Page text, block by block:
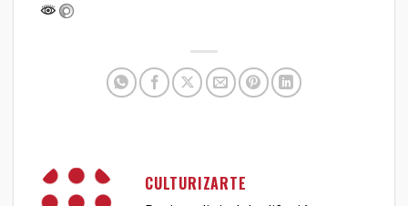
CULTURIZARTE